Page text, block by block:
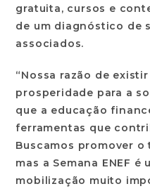
gratuita, cursos e
de um diagnóstico de
associados.
“Nossa razão de
prosperidade para a
que a educação
ferramentas que
Buscamos promover
mas a Semana ENEF é
mobilização muito